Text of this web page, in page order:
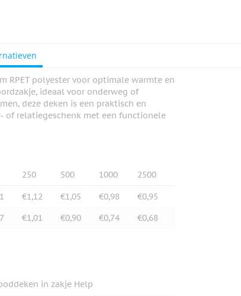
RPET polyester voor optimale warmte en
ideaal voor onderweg of
deze deken is een praktisch en
of relatiegeschenk met een functionele
250 500 1000 2500
€1,12 €1,05 €0,98
€0,95
€1,01 €0,90 €0,74 €0,68
in zakje Help